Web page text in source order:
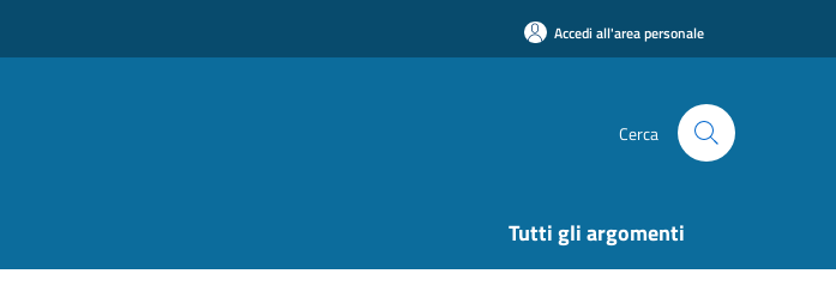
Accedi all'area personale
Cerca
Tutti gli argomenti